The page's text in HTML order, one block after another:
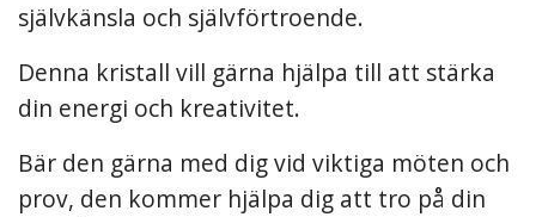
självkänsla och självförtroende.
Denna kristall vill gärna hjälpa till att stärka
din energi och kreativitet.
Bär den gärna med dig vid viktiga möten och
prov, den kommer hjälpa dig att tro på din